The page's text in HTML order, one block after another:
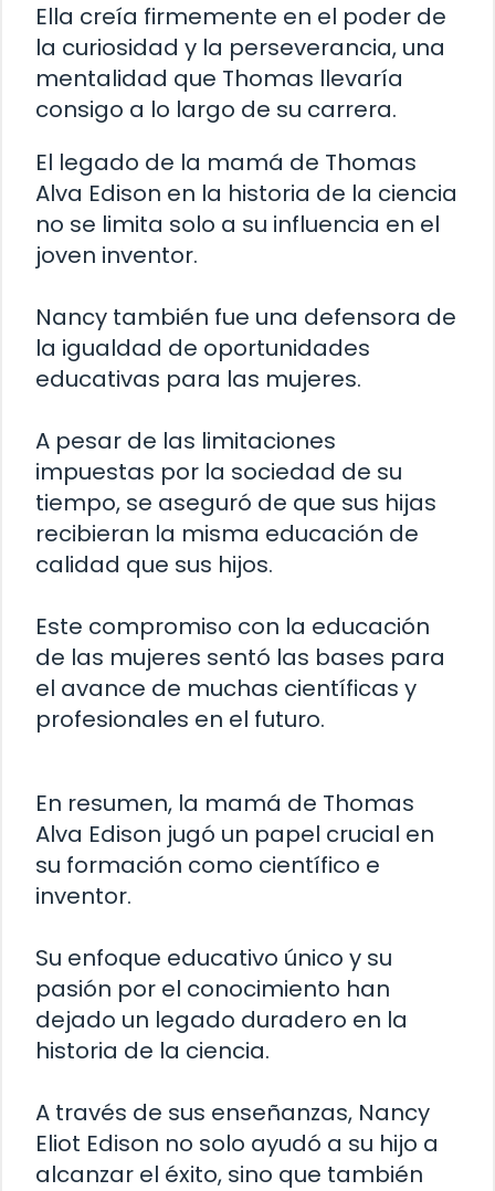
Ella creía firmemente en el poder de
la curiosidad y la perseverancia, una
mentalidad que Thomas llevaría
consigo a lo largo de su carrera.
El legado de la mamá de Thomas
Alva Edison en la historia de la ciencia
no se limita solo a su influencia en el
joven inventor.
Nancy también fue una defensora de
la igualdad de oportunidades
educativas para las mujeres.
A pesar de las limitaciones
impuestas por la sociedad de su
tiempo, se aseguró de que sus hijas
recibieran la misma educación de
calidad que sus hijos.
Este compromiso con la educación
de las mujeres sentó las bases para
el avance de muchas científicas y
profesionales en el futuro.
En resumen, la mamá de Thomas
Alva Edison jugó un papel crucial en
su formación como científico e
inventor.
Su enfoque educativo único y su
pasión por el conocimiento han
dejado un legado duradero en la
historia de la ciencia.
A través de sus enseñanzas, Nancy
Eliot Edison no solo ayudó a su hijo a
alcanzar el éxito, sino que también